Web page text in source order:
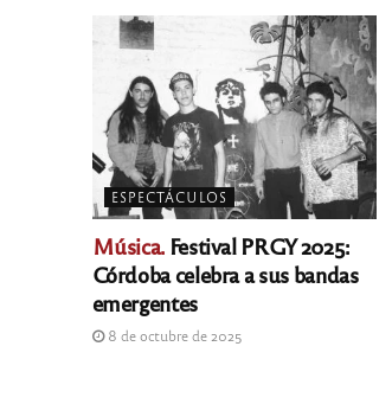
ESPECTÁCULOS
Música.Festival PRGY 2025:
Córdoba celebra a sus bandas
emergentes
8 de octubre de 2025